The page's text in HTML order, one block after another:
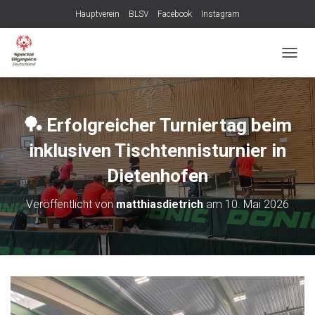
Hauptverein BLSV Facebook Instagram
A
V
I
G
A
T
O
N
U
M
L
T
E
🏓 Erfolgreicher Turniertag beim
inklusiven Tischtennisturnier in
Dietenhofen
Veröffentlicht vonmatthiasdietrich am 10. Mai 2026